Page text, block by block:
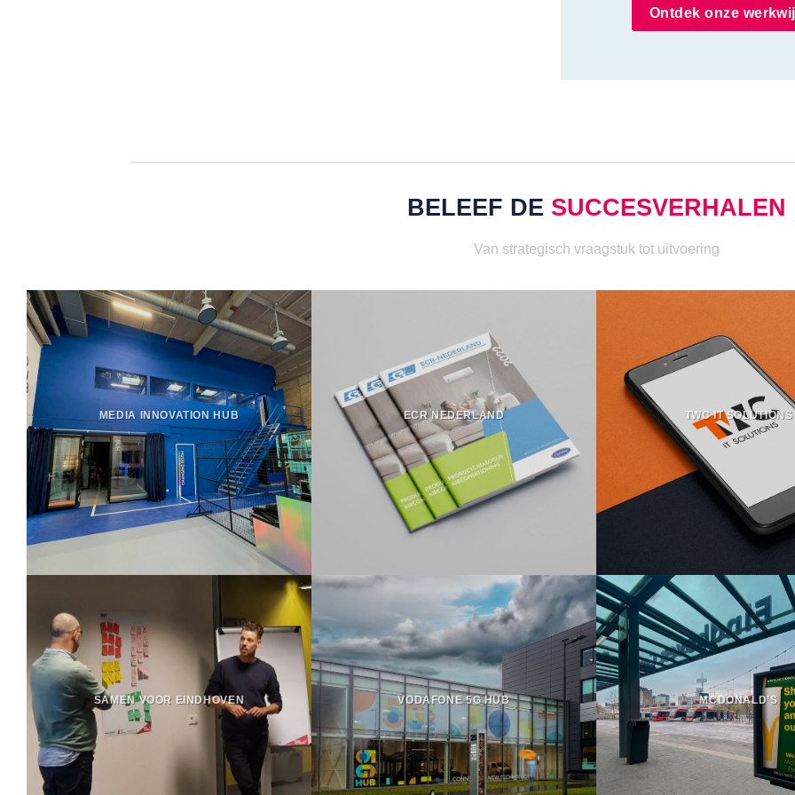
Ontdek onze
BELEEF DE SUCCESVERHALEN
Van strategisch vraagstuk tot uitvoering
MEDIA INNOVATION HUB ECR NEDERLAND TWC IT SOLUTIONS
SAMEN VOOR EINDHOVEN VODAFONE 5G HUB MCDONALD’S